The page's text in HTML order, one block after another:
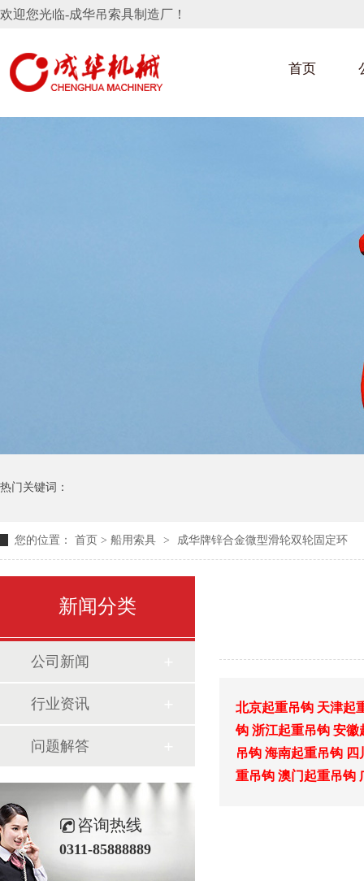
欢迎您光临-成华吊索具制造厂！
首页
热门关键词：
您的位置： 首页 > 船用索具 > 成华牌锌合金微型滑轮双轮固定环
北京起重吊钩 天津起
钩 浙江起重吊钩 安徽
吊钩 海南起重吊钩 四
重吊钩 澳门起重吊钩
新闻分类
公司新闻
行业资讯
问题解答
咨询热线
0311-85888889